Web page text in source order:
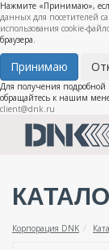
Нажмите «Принимаю»,
данных для посетителей
использования cookie-
браузера.
Принимаю
Для получения подробной
обращайтесь к нашим
client@dnk.ru
Корпорация DNK